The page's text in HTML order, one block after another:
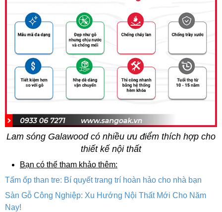
Lam sóng Galawood có nhiều ưu điểm thích hợp cho
thiết kế nội thất
Bạn có thể tham khảo thêm:
Tấm ốp than tre: Bí quyết trang trí hoàn hảo cho nhà bạn
Sàn Gỗ Công Nghiệp: Xu Hướng Nội Thất Mới Cho Năm
Nay!